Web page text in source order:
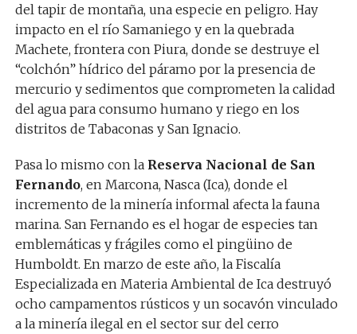
del tapir de montaña, una especie en peligro. Hay
impacto en el río Samaniego y en la quebrada
Machete, frontera con Piura, donde se destruye el
“colchón” hídrico del páramo por la presencia de
mercurio y sedimentos que comprometen la calidad
del agua para consumo humano y riego en los
distritos de Tabaconas y San Ignacio.
Pasa lo mismo con la Reserva Nacional de San
Fernando, en Marcona, Nasca (Ica), donde el
incremento de la minería informal afecta la fauna
marina. San Fernando es el hogar de especies tan
emblemáticas y frágiles como el pingüino de
Humboldt. En marzo de este año, la Fiscalía
Especializada en Materia Ambiental de Ica destruyó
ocho campamentos rústicos y un socavón vinculado
a la minería ilegal en el sector sur del cerro